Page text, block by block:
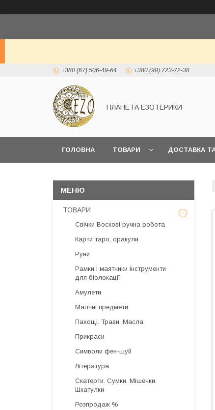
+380 (67) 506-49-64 +380 (98) 723-72-38
ПЛАНЕТА ЕЗОТЕРИКИ
ГОЛОВНА ТОВАРИ ДОСТАВКА
ТОВАРИ
Свічки Воскові ручна робота
Карти таро, оракули
Руни
Рамки і маятники інструменти
для біолокації
Амулети
Магічні предмети
Пахощі. Трави. Масла
Прикраси
Символи фен-шуй
Література
Скатерти. Сумки. Мішечки.
Шкатулки
Розпродаж %